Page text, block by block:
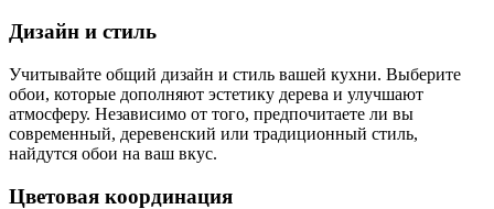
Дизайн и стиль
Учитывайте общий дизайн и стиль вашей кухни. Выберите
обои, которые дополняют эстетику дерева и улучшают
атмосферу. Независимо от того, предпочитаете ли вы
современный, деревенский или традиционный стиль,
найдутся обои на ваш вкус.
Цветовая координация